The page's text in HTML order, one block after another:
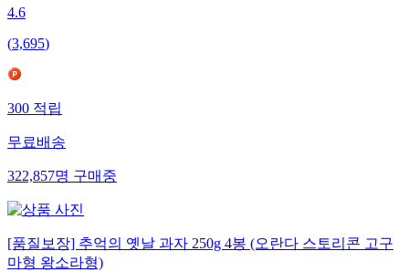
4.6
(3,695)
300 적립
무료배송
322,857명 구매중
[품질보장] 추억의 옛날 과자 250g 4봉 (오란다 스토리콘 고구
마형 왕소라형)